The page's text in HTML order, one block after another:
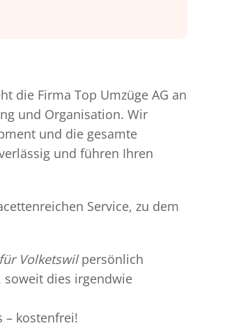
die Firma Top Umzüge AG an
und Organisation. Wir
und die gesamte
und führen Ihren
Service, zu dem
Volketswilpersönlich
soweit dies irgendwie
– kostenfrei!